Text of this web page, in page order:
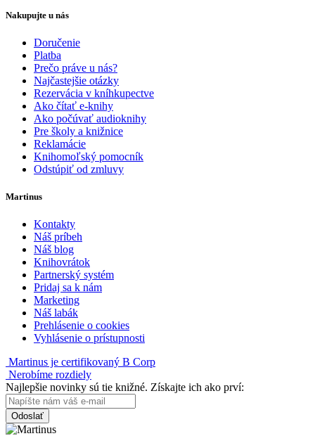
Nakupujte u nás
Doručenie
Platba
Prečo práve u nás?
Najčastejšie otázky
Rezervácia v kníhkupectve
Ako čítať e-knihy
Ako počúvať audioknihy
Pre školy a knižnice
Reklamácie
Knihomoľský pomocník
Odstúpiť od zmluvy
Martinus
Kontakty
Náš príbeh
Náš blog
Knihovrátok
Partnerský systém
Pridaj sa k nám
Marketing
Náš labák
Prehlásenie o cookies
Vyhlásenie o prístupnosti
Martinus je certifikovaný B Corp
Nerobíme rozdiely
Najlepšie novinky sú tie knižné. Získajte ich ako prví:
Odoslať